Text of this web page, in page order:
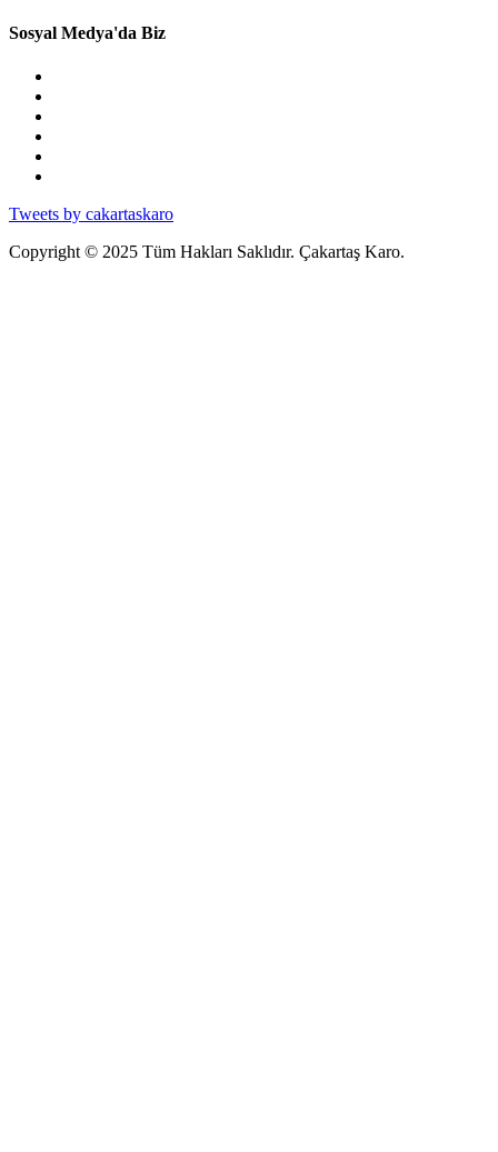
Sosyal Medya'da Biz
Tweets by cakartaskaro
Copyright © 2025 Tüm Hakları Saklıdır. Çakartaş Karo.